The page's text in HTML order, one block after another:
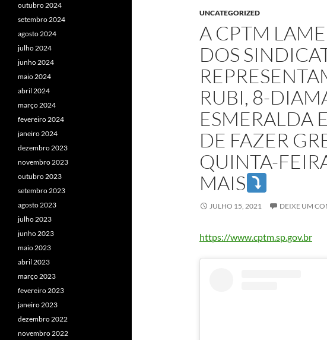
UNCATEGORIZED
A CPTM
DOS
RUBI, 8-
ESMERALDA
DE FAZER
QUINTA-
MAIS
JULHO 15, 2021 DEIXE UM
https://www.cptm.sp.gov.br
outubro 2024
setembro 2024
agosto 2024
julho 2024
junho 2024
maio 2024
abril 2024
março 2024
fevereiro 2024
janeiro 2024
dezembro 2023
novembro 2023
outubro 2023
setembro 2023
agosto 2023
julho 2023
junho 2023
maio 2023
abril 2023
março 2023
fevereiro 2023
janeiro 2023
dezembro 2022
novembro 2022